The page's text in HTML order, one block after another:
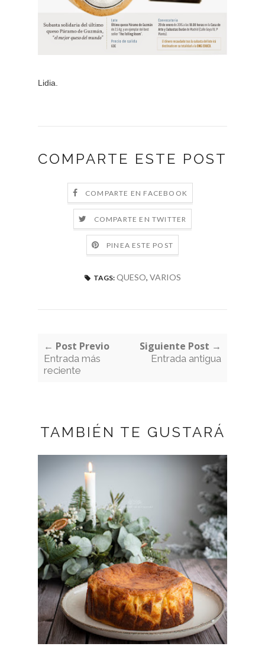
Lidia.
COMPARTE ESTE POST
COMPARTE EN FACEBOOK
COMPARTE EN TWITTER
PINEA ESTE POST
TAGS: QUESO, VARIOS
← Post Previo
Entrada más
reciente
Siguiente Post →
Entrada antigua
TAMBIÉN TE GUSTARÁ